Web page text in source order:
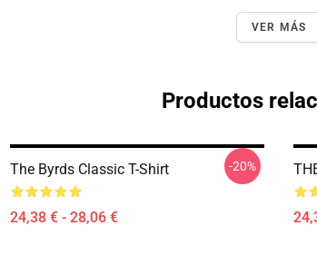
VER MÁS
Productos
The Byrds Classic T-Shirt
24,38 € - 28,06 €
-20%